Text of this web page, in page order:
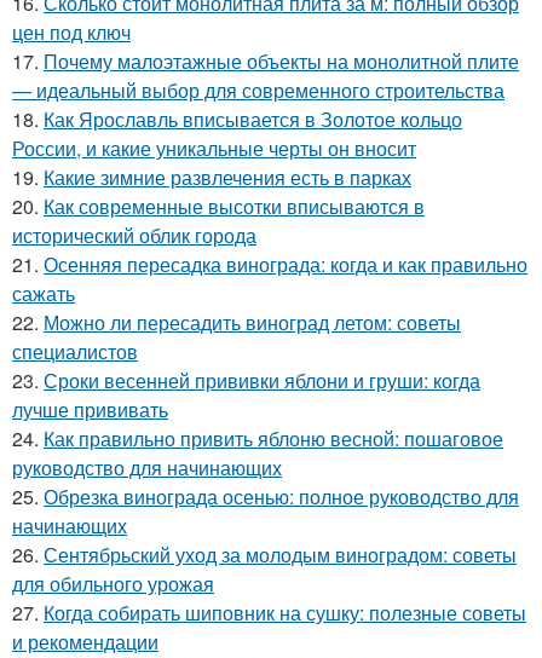
цен под ключ
17. Почему малоэтажные объекты на монолитной плите
— идеальный выбор для современного строительства
18. Как Ярославль вписывается в Золотое кольцо
России, и какие уникальные черты он вносит
19. Какие зимние развлечения есть в парках
20. Как современные высотки вписываются в
исторический облик города
21. Осенняя пересадка винограда: когда и как правильно
сажать
22. Можно ли пересадить виноград летом: советы
специалистов
23. Сроки весенней прививки яблони и груши: когда
лучше прививать
24. Как правильно привить яблоню весной: пошаговое
руководство для начинающих
25. Обрезка винограда осенью: полное руководство для
начинающих
26. Сентябрьский уход за молодым виноградом: советы
для обильного урожая
27. Когда собирать шиповник на сушку: полезные советы
и рекомендации